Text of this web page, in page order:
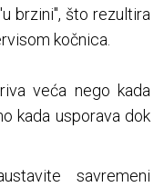
brzini", što rezultira
kočnica.
veća nego kada
kada usporava dok
savremeni